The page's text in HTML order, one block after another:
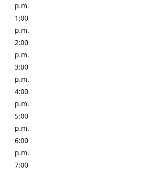
p.m.
1:00
p.m.
2:00
p.m.
3:00
p.m.
4:00
p.m.
5:00
p.m.
6:00
p.m.
7:00